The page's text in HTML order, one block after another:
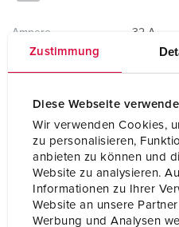
Zustimmung
Diese Webseite
Wir verwenden Cookies,
zu personalisieren,
anbieten zu können und
Website zu analysieren.
Informationen zu Ihrer
Website an unsere
Werbung und Analysen
Ampere 32 A
Uhrzeitstellung 7 h
Hertz 50-60 Hz